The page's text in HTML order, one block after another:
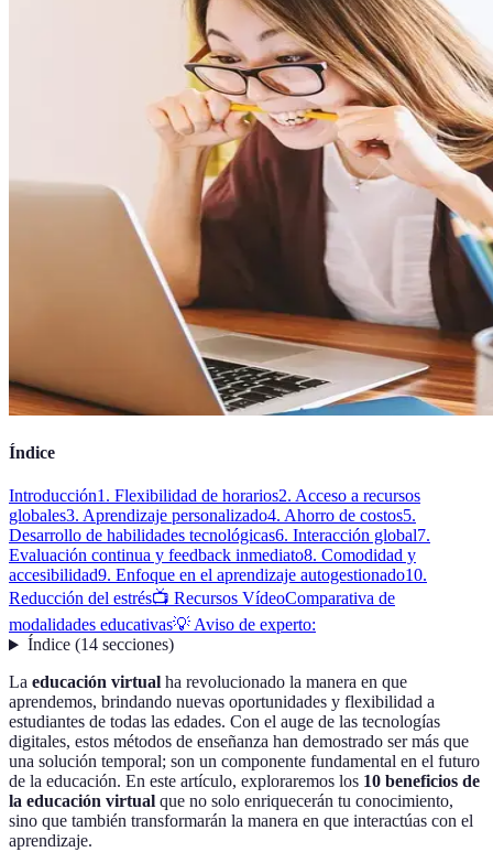
Índice
Introducción1. Flexibilidad de horarios2. Acceso a recursos
globales3. Aprendizaje personalizado4. Ahorro de costos5.
Desarrollo de habilidades tecnológicas6. Interacción global7.
Evaluación continua y feedback inmediato8. Comodidad y
accesibilidad9. Enfoque en el aprendizaje autogestionado10.
Reducción del estrés📺 Recursos VídeoComparativa de
modalidades educativas💡 Aviso de experto:
Índice(14 secciones)
La educación virtual ha revolucionado la manera en que
aprendemos, brindando nuevas oportunidades y flexibilidad a
estudiantes de todas las edades. Con el auge de las tecnologías
digitales, estos métodos de enseñanza han demostrado ser más que
una solución temporal; son un componente fundamental en el futuro
de la educación. En este artículo, exploraremos los 10 beneficios de
la educación virtual que no solo enriquecerán tu conocimiento,
sino que también transformarán la manera en que interactúas con el
aprendizaje.